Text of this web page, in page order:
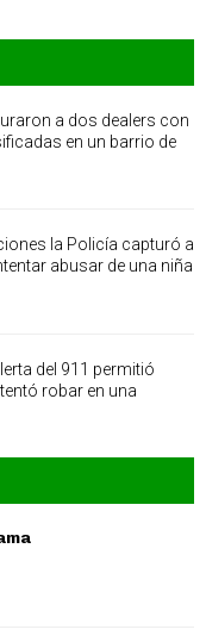
a dos dealers con
en un barrio de
la Policía capturó a
abusar de una niña
del 911 permitió
robar en una